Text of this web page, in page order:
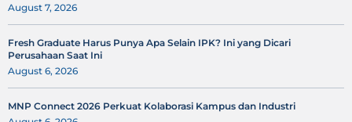
August 7, 2026
Fresh Graduate Harus Punya Apa Selain IPK? Ini yang Dicari
Perusahaan Saat Ini
August 6, 2026
MNP Connect 2026 Perkuat Kolaborasi Kampus dan Industri